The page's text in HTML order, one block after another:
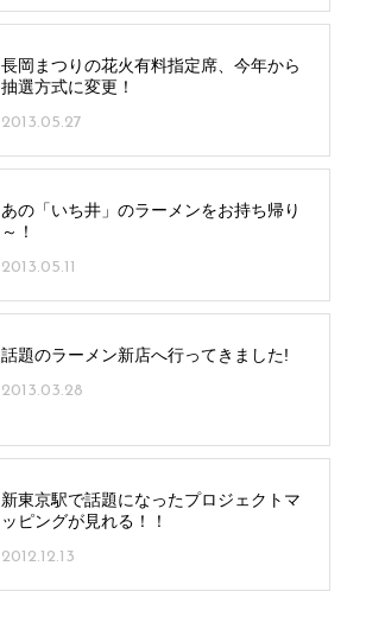
長岡まつりの花火有料指定席、今年から
抽選方式に変更！
2013.05.27
あの「いち井」のラーメンをお持ち帰り
～！
2013.05.11
話題のラーメン新店へ行ってきました!
2013.03.28
新東京駅で話題になったプロジェクトマ
ッピングが見れる！！
2012.12.13